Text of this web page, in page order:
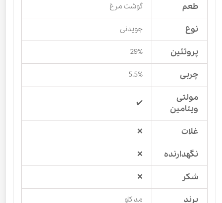
طعم گوشت مرغ
نوع جویدنی
پروتئین 29%
چربی 5.5%
مولتی
ویتامین
✔️
غلات ❌
نگهدارنده ❌
شکر ❌
برند مد کاو